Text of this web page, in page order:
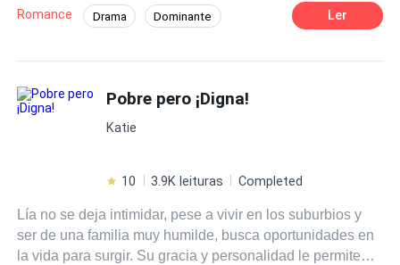
adrenalina de la ciudad. Su padre está muy metido en los
negocios ilícitos, entonces su hijo paga las
quiere capacitarse para salir adelante en la vida.
Sucederán unas series de acontecimientos, antes de que
ellos se amen. ¿Cómo los unirás el destino? Isabella
retirada a su país después de morir su tía y haber
chófer que la recibe en el aeropuerto junto a su hermano
Andrew, desde ese momento queda prendado de su
belleza y juventud.
Romance Drama Dominante Ler
Pobre pero ¡Digna!
Katie
10 3.9K leituras Completed
Lía no se deja intimidar, pese a vivir en los suburbios y
ser de una familia muy humilde, busca oportunidades en
la vida para surgir. Su gracia y personalidad le permite